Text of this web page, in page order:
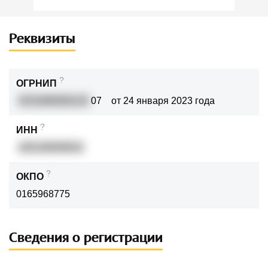
Реквизиты
ОГРНИП ?
07 от 24 января 2023 года
ИНН ?
ОКПО ?
0165968775
Сведения о регистрации